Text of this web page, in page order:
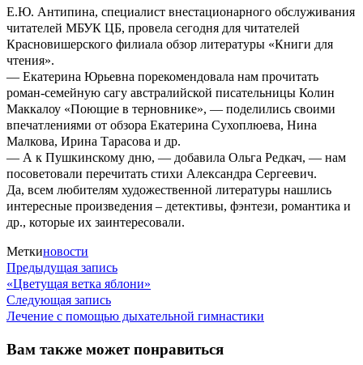
Е.Ю. Антипина, специалист внестационарного обслуживания
читателей МБУК ЦБ, провела сегодня для читателей
Красновишерского филиала обзор литературы «Книги для
чтения».
— Екатерина Юрьевна порекомендовала нам прочитать
роман-семейную сагу австралийской писательницы Колин
Маккалоу «Поющие в терновнике», — поделились своими
впечатлениями от обзора Екатерина Сухоплюева, Нина
Малкова, Ирина Тарасова и др.
— А к Пушкинскому дню, — добавила Ольга Редкач, — нам
посоветовали перечитать стихи Александра Сергеевич.
Да, всем любителям художественной литературы нашлись
интересные произведения – детективы, фэнтези, романтика и
др., которые их заинтересовали.
Меткиновости
Навигация
по
записям
Предыдущая записьПредыдущая
запись:
«Цветущая ветка яблони»
Следующая записьСледующая
запись:
Лечение с помощью дыхательной гимнастики
Вам также может понравиться